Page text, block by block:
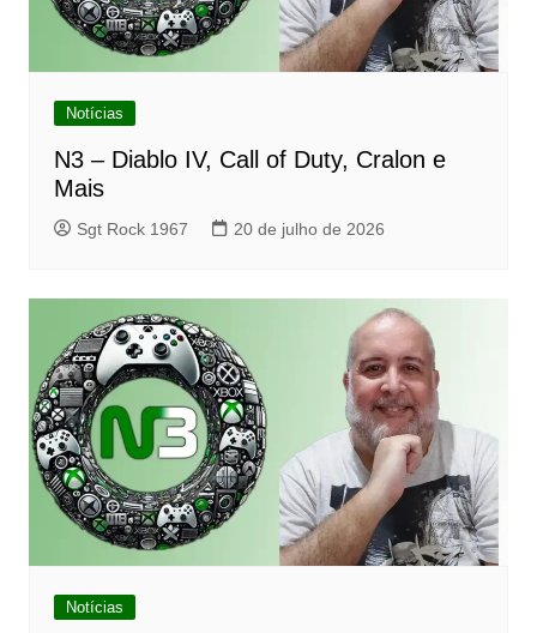
Notícias
N3 – Diablo IV, Call of Duty, Cralon e
Mais
Sgt Rock 1967 20 de julho de 2026
Notícias